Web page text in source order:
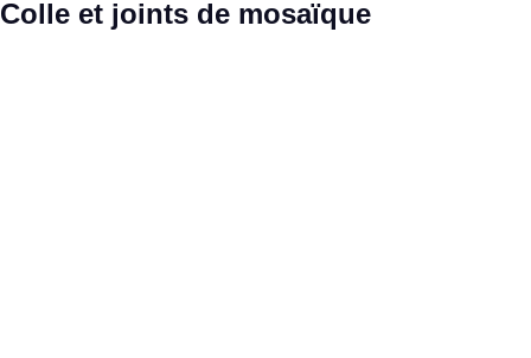
Colle et joints de mosaïque